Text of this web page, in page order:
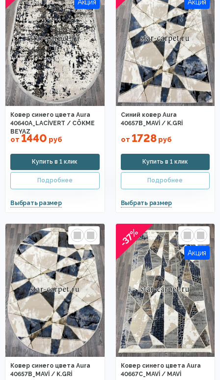
Ковер синего цвета Aura
40640A_LACİVERT / CÖKME
BEYAZ
от 1440 руб
Синий ковер Aura
40657B_MAVİ / K.GRİ
от 1728руб
Ковер синего цвета Aura
40657B_MAVİ / K.GRİ
-37%
Ковер синего цвета Aura
40667C_MAVİ / MAVİ